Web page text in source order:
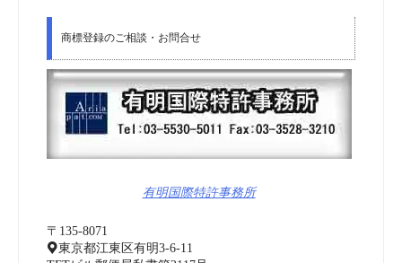
商標登録のご相談・お問合せ
有明国際特許事務所
〒135-8071
東京都江東区有明3-6-11